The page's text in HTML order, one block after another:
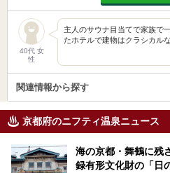
40代 女
性
主人のサウナ目当てで家族で
たホテルで建物はクラシカル
関連情報から探す
京都府のニフティ温泉ニュース
海の京都・舞鶴に残
録有形文化財の「日